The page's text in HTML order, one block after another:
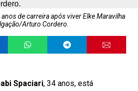
de carreira após viver Elke Maravilha
Arturo Cordero.
Spaciari, 34 anos, está